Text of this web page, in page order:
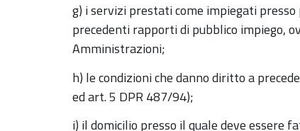
g) i servizi prestati come impiegati
precedenti rapporti di pubblico impiego,
Amministrazioni;
h) le condizioni che danno diritto a
ed art. 5 DPR 487/94);
i) il domicilio presso il quale deve essere